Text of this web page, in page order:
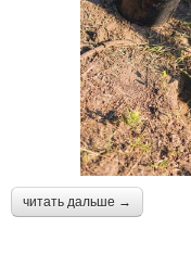
читать дальше →